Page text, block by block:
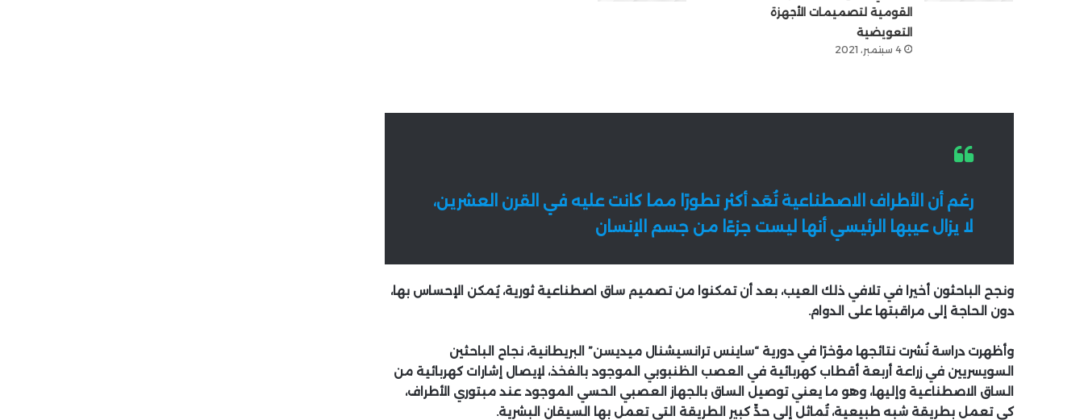
القومية لتصميمات الأجهزة
التعويضية
4 سبتمبر، 2021
رغم أن الأطراف الاصطناعية تُعَد أكثر تطورًا مما كانت عليه في القرن العشرين،
لا يزال عيبها الرئيسي أنها ليست جزءًا من جسم الإنسان
ونجح الباحثون أخيرا في تلافي ذلك العيب، بعد أن تمكنوا من تصميم ساق اصطناعية ثورية، يُمكن الإحساس بها،
دون الحاجة إلى مراقبتها على الدوام.
وأظهرت دراسة نُشرت نتائجها مؤخرًا في دورية “ساينس ترانسيشنال ميديسن” البريطانية، نجاح الباحثين
السويسريين في زراعة أربعة أقطاب كهربائية في العصب الظنبوبي الموجود بالفخذ، لإيصال إشارات كهربائية من
الساق الاصطناعية وإليها، وهو ما يعني توصيل الساق بالجهاز العصبي الحسي الموجود عند مبتوري الأطراف،
كي تعمل بطريقة شبه طبيعية، تُماثل إلى حدٍّ كبير الطريقة التي تعمل بها السيقان البشرية.